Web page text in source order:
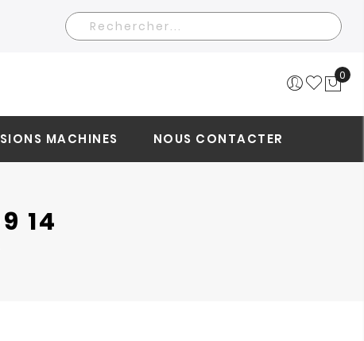
Rechercher
0
MACHINES NOUS CONTACTER
14